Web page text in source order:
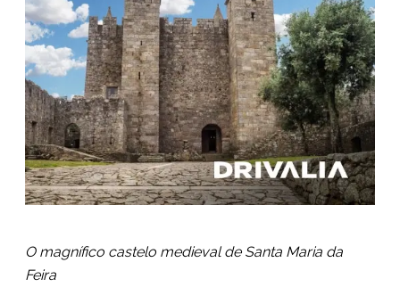
O magnífico castelo medieval de Santa Maria da
Feira